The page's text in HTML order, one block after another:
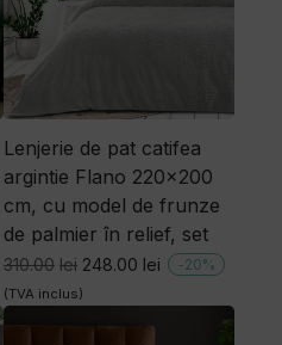
Lenjerie de pat catifea
argintie Flano 220×200
cm, cu model de frunze
de palmier în relief, set
310.00 lei Prețul
inițial
248.00 lei Prețul
-20%
(TVA inclus)